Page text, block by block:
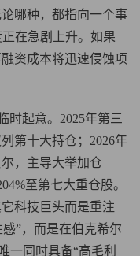
哪种，都指向一个事
在急剧上升。如果
资成本将迅速侵蚀项
时起意。2025年第三
第十大持仓；2026年
，主导大举加仓
至第七大重仓股。
科技巨头而是重注
”，而是在伯克希尔
一同时具备“高毛利